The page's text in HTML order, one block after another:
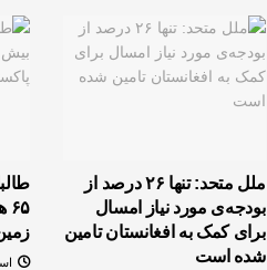
ملل متحد: تنها ۲۶ درصد از
بودجه‌ی مورد نیاز امسال
برای کمک به افغانستان تامین
شده است
اسد